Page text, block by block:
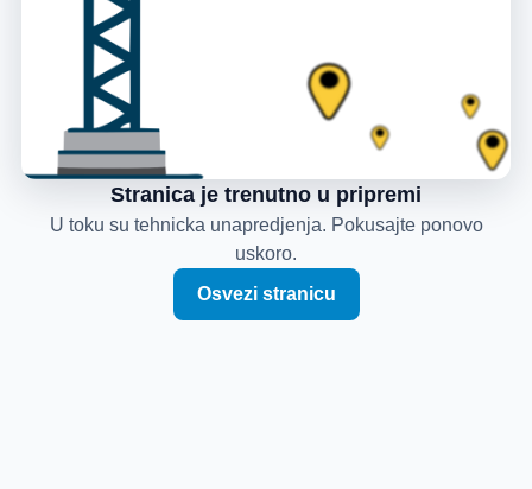
Stranica je trenutno u pripremi
U toku su tehnicka unapredjenja. Pokusajte ponovo
uskoro.
Osvezi stranicu